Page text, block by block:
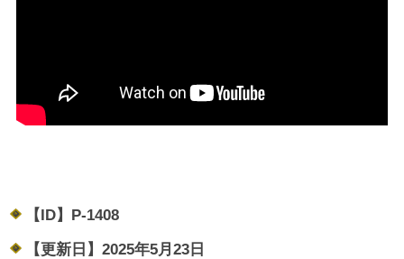
【ID】 P-1408
【更新日】 2025年5月23日